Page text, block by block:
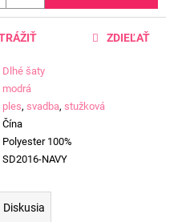
Dlhé šaty
modrá
ples, svadba, stužková
Čína
Polyester 100%
SD2016-NAVY
ZDIEĽAŤ
Diskusia